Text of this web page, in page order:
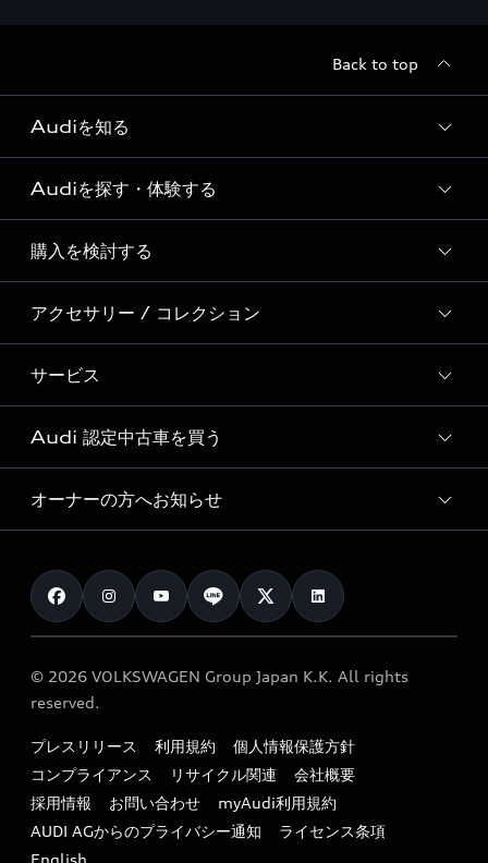
Back to top
Audiを知る
Audi ブランド
Story of Progress
Audi Sport
Formula 1®
デジタルサービス
Audiを探す・体験する
ディーラー検索
新車在庫検索
試乗車・展示車検索
見積り依頼
試乗予約
購入を検討する
モデル一覧
特別仕様モデル / 限定モデル
e-tronラインアップ
価格シミュレーション
車両比較
カタログ一覧
アクセサリー / コレクション
純正アクセサリー
オンラインショップ
Audi collection
アウディナビアプリ
サービス
サービス入庫予約
サービスプログラム
メンテナンス
車検 / 定期点検
e-tronアフターサポート
myAudi
Audi 認定中古車を買う
Audi認定中古車
クオリティ
保証
メンテナンス
ファイナンス
キャンペーン / イベント
買取査定
オーナーの方へお知らせ
お知らせ
オーナー様向けキャンペーン
特定整備適用車一覧
リサイクル法
よくある質問（FAQ）
© 2026 VOLKSWAGEN Group Japan K.K. All rights
reserved.
プレスリリース 利用規約
個人情報保護方針
コンプライアンス
リサイクル関連
会社概要
採用情報
お問い合わせ
myAudi利用規約
AUDI AGからのプライバシー通知
ライセンス条項
English